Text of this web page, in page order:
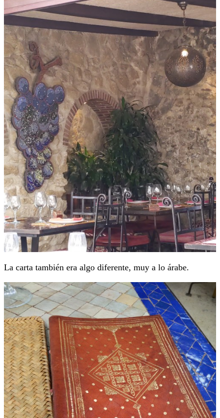
La carta también era algo diferente, muy a lo árabe.